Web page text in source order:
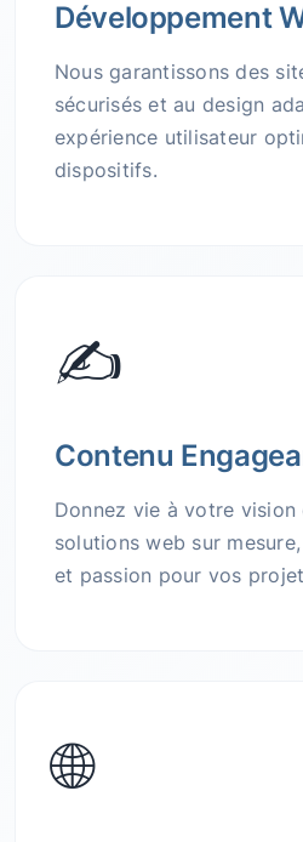
Développement
Nous garantissons des
sécurisés et au design
expérience utilisateur
dispositifs.
✍️
Contenu
Donnez vie à votre vision
solutions web sur
et passion pour vos
🌐